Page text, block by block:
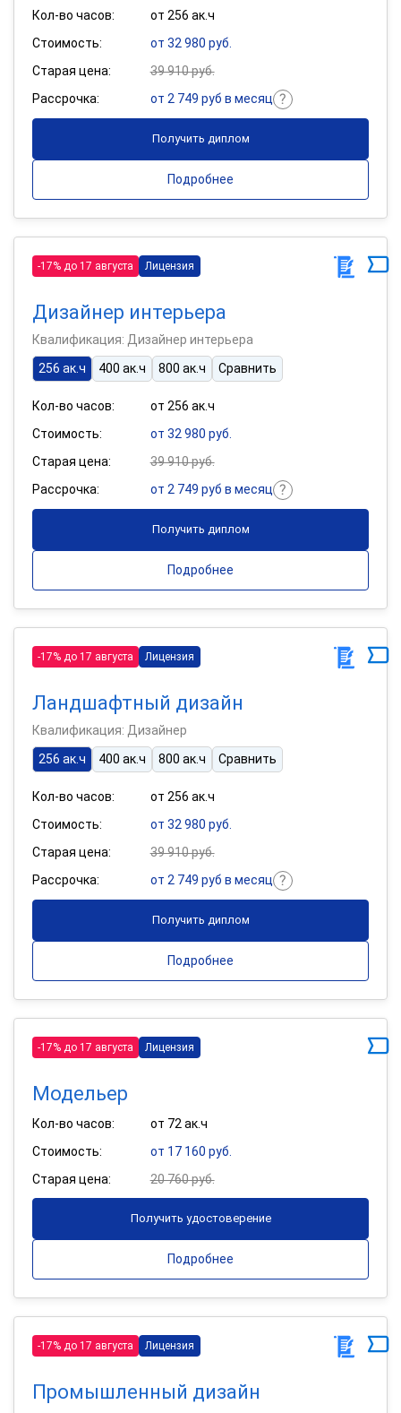
Кол-во часов:
от 256 ак.ч
Стоимость:
от 32 980 руб.
Старая цена:
39 910 руб.
Рассрочка:
от 2 749 руб в месяц
Получить диплом
Подробнее
-17% до 17 августа Лицензия
Дизайнер интерьера
Квалификация: Дизайнер интерьера
256 ак.ч
400 ак.ч 800 ак.ч Сравнить
Кол-во часов:
от 256 ак.ч
Стоимость:
от 32 980 руб.
Старая цена:
39 910 руб.
Рассрочка:
от 2 749 руб в месяц
Получить диплом
Подробнее
-17% до 17 августа Лицензия
Ландшафтный дизайн
Квалификация: Дизайнер
256 ак.ч
400 ак.ч 800 ак.ч Сравнить
Кол-во часов:
от 256 ак.ч
Стоимость:
от 32 980 руб.
Старая цена:
39 910 руб.
Рассрочка:
от 2 749 руб в месяц
Получить диплом
Подробнее
-17% до 17 августа Лицензия
Модельер
Кол-во часов:
от 72 ак.ч
Стоимость:
от 17 160 руб.
Старая цена:
20 760 руб.
Получить удостоверение
Подробнее
-17% до 17 августа Лицензия
Промышленный дизайн